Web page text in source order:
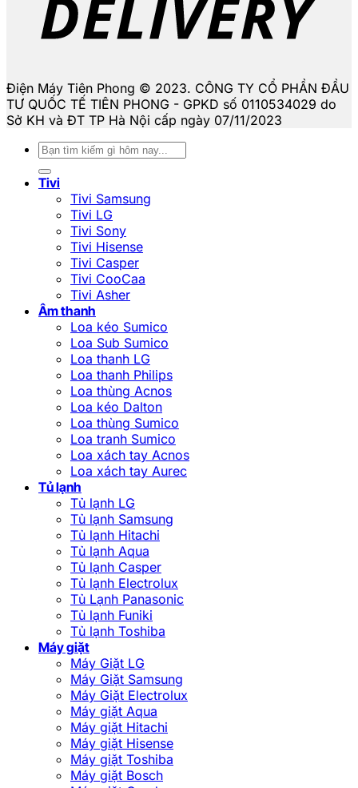
Điện Máy Tiên Phong © 2023. CÔNG TY CỔ PHẦN ĐẦU
TƯ QUỐC TẾ TIÊN PHONG - GPKD số 0110534029 do
Sở KH và ĐT TP Hà Nội cấp ngày 07/11/2023
Tìm
kiếm:
Tivi
Tivi Samsung
Tivi LG
Tivi Sony
Tivi Hisense
Tivi Casper
Tivi CooCaa
Tivi Asher
Âm thanh
Loa kéo Sumico
Loa Sub Sumico
Loa thanh LG
Loa thanh Philips
Loa thùng Acnos
Loa kéo Dalton
Loa thùng Sumico
Loa tranh Sumico
Loa xách tay Acnos
Loa xách tay Aurec
Tủ lạnh
Tủ lạnh LG
Tủ lạnh Samsung
Tủ lạnh Hitachi
Tủ lạnh Aqua
Tủ lạnh Casper
Tủ lạnh Electrolux
Tủ Lạnh Panasonic
Tủ lạnh Funiki
Tủ lạnh Toshiba
Máy giặt
Máy Giặt LG
Máy Giặt Samsung
Máy Giặt Electrolux
Máy giặt Aqua
Máy giặt Hitachi
Máy giặt Hisense
Máy giặt Toshiba
Máy giặt Bosch